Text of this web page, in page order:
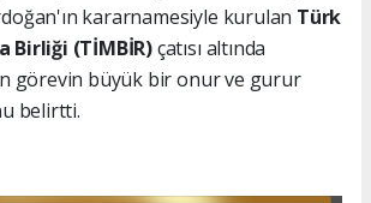
kararnamesiyle kurulan Türk
Birliği (TİMBİR)çatısı altında
görevin büyük bir onur ve gurur
belirtti.